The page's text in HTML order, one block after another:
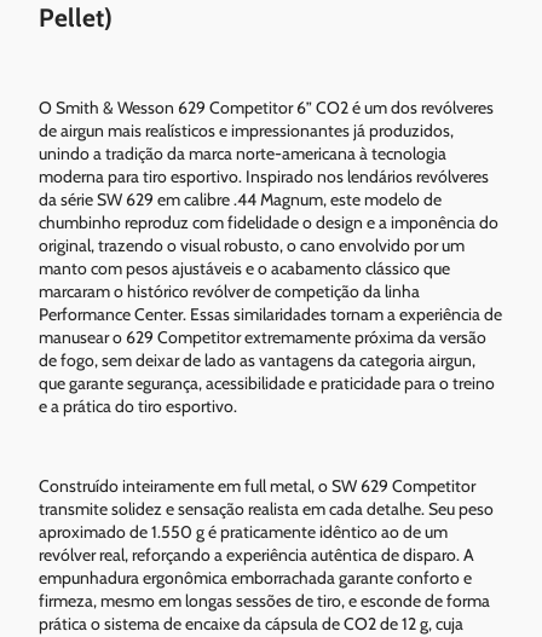
Pellet)
O Smith & Wesson 629 Competitor 6” CO2 é um dos revólveres
de airgun mais realísticos e impressionantes já produzidos,
unindo a tradição da marca norte-americana à tecnologia
moderna para tiro esportivo. Inspirado nos lendários revólveres
da série SW 629 em calibre .44 Magnum, este modelo de
chumbinho reproduz com fidelidade o design e a imponência do
original, trazendo o visual robusto, o cano envolvido por um
manto com pesos ajustáveis e o acabamento clássico que
marcaram o histórico revólver de competição da linha
Performance Center. Essas similaridades tornam a experiência de
manusear o 629 Competitor extremamente próxima da versão
de fogo, sem deixar de lado as vantagens da categoria airgun,
que garante segurança, acessibilidade e praticidade para o treino
e a prática do tiro esportivo.
Construído inteiramente em full metal, o SW 629 Competitor
transmite solidez e sensação realista em cada detalhe. Seu peso
aproximado de 1.550 g é praticamente idêntico ao de um
revólver real, reforçando a experiência autêntica de disparo. A
empunhadura ergonômica emborrachada garante conforto e
firmeza, mesmo em longas sessões de tiro, e esconde de forma
prática o sistema de encaixe da cápsula de CO2 de 12 g, cuja